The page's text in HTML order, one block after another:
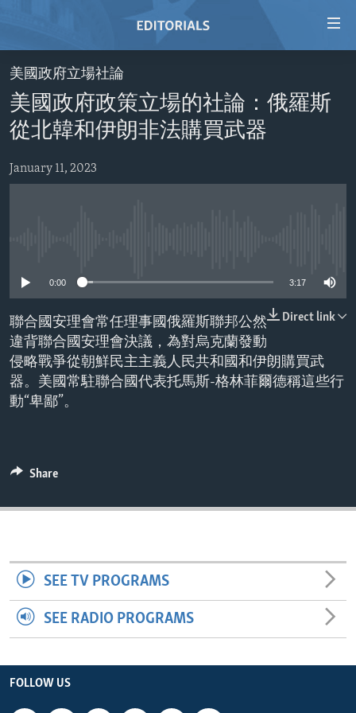
Skip
to
main
content
Skip
to
main
HOME
VIDEO
RADIO
REGIONS
EUROPE
MIDDLE EAST
AID AND DEVELOPMENT
DEMOCRACY AND GOVERNANCE
ECONOMY AND TRADE
ENVIRONMENT AND HEALTH
IDEALS AND INSTITUTIONS
FOLLOW US
美國政府立場社論
美國政府政策立場的社論：俄羅斯
從北韓和伊朗非法購買武器
January 11, 2023
0:00 3:17
Direct link
聯合國安理會常任理事國俄羅斯聯邦公然
違背聯合國安理會決議，為對烏克蘭發動
侵略戰爭從朝鮮民主主義人民共和國和伊朗購買武
器。美國常駐聯合國代表托馬斯-格林菲爾德稱這些行
動“卑鄙”。
Share
SEE TV PROGRAMS
SEE RADIO PROGRAMS
FOLLOW US